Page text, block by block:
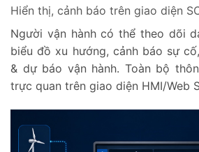
Hiển thị, cảnh báo trên giao diện
Người vận hành có thể theo dõi
biểu đồ xu hướng, cảnh báo sự
& dự báo vận hành. Toàn bộ
trực quan trên giao diện HMI/Web